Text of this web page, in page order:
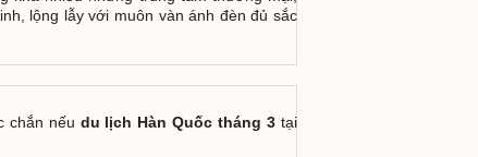
lộng lẫy với muôn vàn ánh đèn đủ sắc
chắn nếu du lịch Hàn Quốc tháng 3tại